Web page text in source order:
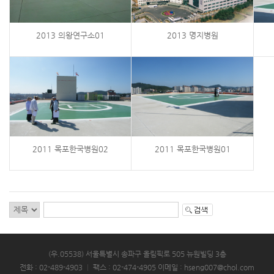
2013 의왕연구소01 2013 명지병원
2011 목포한국병원02 2011 목포한국병원01
(우.05538) 서울특별시 송파구 올림픽로 505 뉴원빌딩 3층
전화 : 02-489-4903
팩스 : 02-474-4905 이메일 : hseng007@chol.com